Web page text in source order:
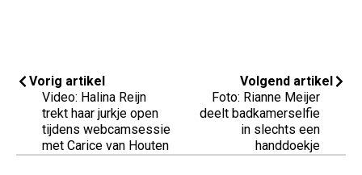
Vorig artikel
Video: Halina Reijn
trekt haar jurkje open
tijdens webcamsessie
met Carice van Houten
Volgend artikel
Foto: Rianne Meijer
deelt badkamerselfie
in slechts een
handdoekje